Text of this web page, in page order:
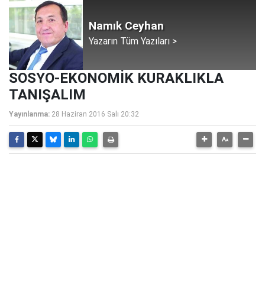
Namık Ceyhan
Yazarın Tüm Yazıları >
SOSYO-EKONOMİK KURAKLIKLA
TANIŞALIM
Yayınlanma: 28 Haziran 2016 Salı 20:32